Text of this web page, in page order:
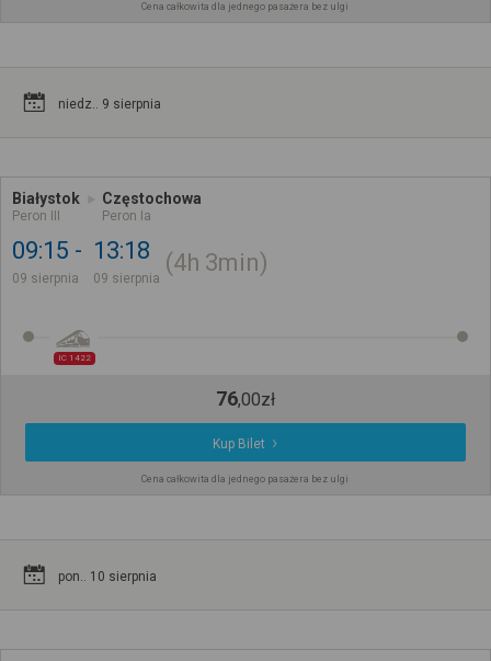
Cena całkowita dla jednego pasażera bez ulgi
niedz.. 9 sierpnia
Białystok
Peron III
Częstochowa
Peron Ia
09:15
09 sierpnia
13:18
09 sierpnia
4h 3min
IC 1422
76,00zł
Kup Bilet
Cena całkowita dla jednego pasażera bez ulgi
pon.. 10 sierpnia